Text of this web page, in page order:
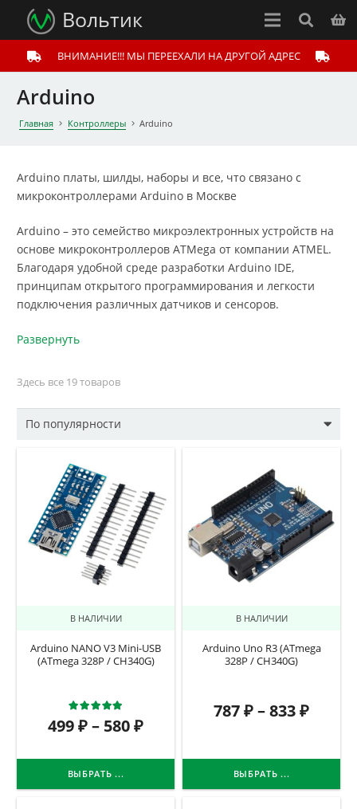
Вольтик
ВНИМАНИЕ!!! МЫ ПЕРЕЕХАЛИ НА ДРУГОЙ АДРЕС
Arduino
Главная Контроллеры Arduino
Arduino платы, шилды, наборы и все, что связано с
микроконтроллерами Arduino в Москве
Arduino – это семейство микроэлектронных устройств на
основе микроконтроллеров ATMega от компании ATMEL.
Благодаря удобной среде разработки Arduino IDE,
принципам открытого программирования и легкости
подключения различных датчиков и сенсоров.
Развернуть
Здесь все 19 товаров
В НАЛИЧИИ
Arduino NANO V3 Mini-USB
(ATmega 328P / CH340G)
из 5
499₽– 580₽
ВЫБРАТЬ ...
В НАЛИЧИИ
Arduino Uno R3 (ATmega
328P / CH340G)
787₽–833₽
ВЫБРАТЬ ...